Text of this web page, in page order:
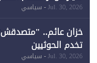
لـ"الطاقة المتجددة" (1)
Jul. 30, 2026- سياسي
خزان عائم..
تخدم الحوثيين
Jul. 30, 2026- سياسي